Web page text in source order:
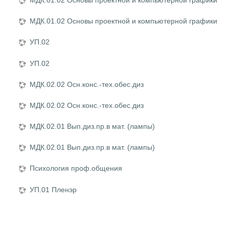
МДК.01.02 Основы проектной и компьютерной графики
УП.02
УП.02
МДК.02.02 Осн.конс.-тех.обес.диз
МДК.02.02 Осн.конс.-тех.обес.диз
МДК.02.01 Вып.диз.пр.в мат. (лампы)
МДК.02.01 Вып.диз.пр.в мат. (лампы)
Психология проф.общения
УП.01 Пленэр